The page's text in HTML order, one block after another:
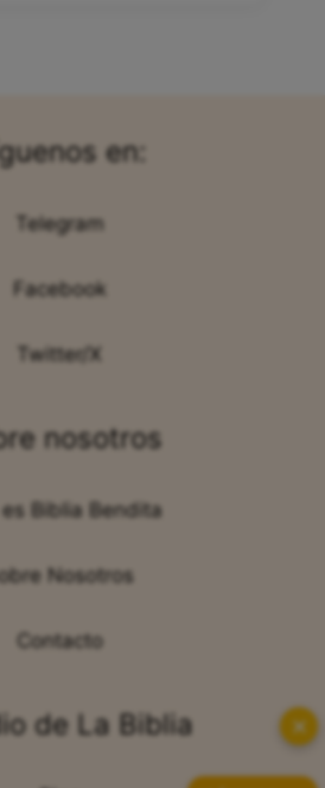
en:
Telegram
Facebook
Twitter/X
nosotros
es Biblia Bendita
Nosotros
Contacto
de La Biblia ✕